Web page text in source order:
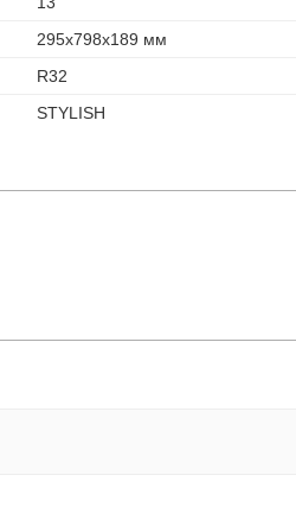
295x798x189 мм
R32
STYLISH